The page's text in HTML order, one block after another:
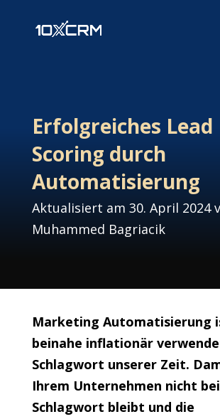
Erfolgreiches Lead
Scoring durch
Automatisierung
Aktualisiert am 30. April 2024
Muhammed Bagriacik
Marketing Automatisierung
beinahe inflationär
Schlagwort unserer Zeit.
Ihrem Unternehmen nicht
Schlagwort bleibt und die